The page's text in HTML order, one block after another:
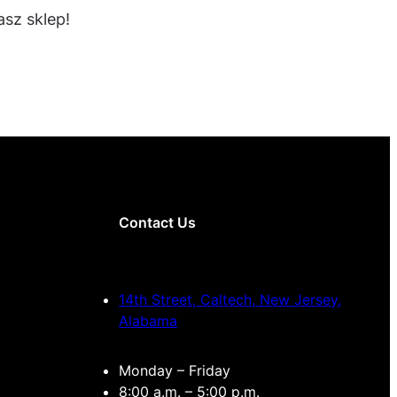
sklep!
Contact Us
14th Street, Caltech, New Jersey,
Alabama
Monday – Friday
8:00 a.m. – 5:00 p.m.